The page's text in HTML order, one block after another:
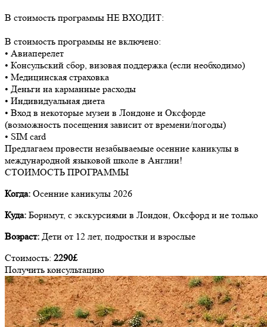
В стоимость программы НЕ ВХОДИТ:
В стоимость программы не включено:
• Авиаперелет
• Консульский сбор, визовая поддержка (если необходимо)
• Медицинская страховка
• Деньги на карманные расходы
• Индивидуальная диета
• Вход в некоторые музеи в Лондоне и Оксфорде
(возможность посещения зависит от времени/погоды)
• SIM card
Предлагаем провести незабываемые осенние каникулы в
международной языковой школе в Англии!
СТОИМОСТЬ ПРОГРАММЫ
Когда: Осенние каникулы 2026
Куда: Борнмут, с экскурсиями в Лондон, Оксфорд и не только
Возраст: Дети от 12 лет, подростки и взрослые
Стоимость: 2290£
Получить консультацию